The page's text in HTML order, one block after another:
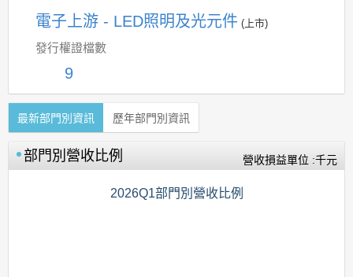
電子上游 - LED照明及光元件 (上市)
發行權證檔數
9
最新部門別資訊 歷年部門別資訊
部門別營收比例 營收損益單位 :千元
2026Q1部門別營收比例